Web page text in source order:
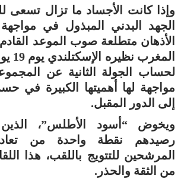
وإذا كانت الأجساد ما تزال تسعى
الجهد البدني المبذول في مواجهة
الأذهان متطلعة صوب الموعد
لحساب الجولة الثانية عن
مواجهة لها أهميتها الكبيرة في
إلى الدور المقبل.
ويخوض “أسود الأطلس”،
رصيدهم نقطة واحدة من
المرشحين للتتويج باللقب، هذا
من الثقة والحذر.